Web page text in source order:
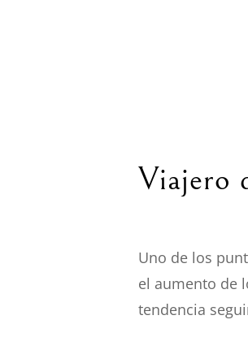
Viajero
Uno de los
el aumento de
tendencia